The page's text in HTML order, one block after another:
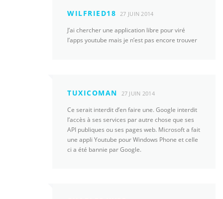
WILFRIED18 27 JUIN 2014
J’ai chercher une application libre pour viré
l’apps youtube mais je n’est pas encore trouver
TUXICOMAN 27 JUIN 2014
Ce serait interdit d’en faire une. Google interdit
l’accès à ses services par autre chose que ses
API publiques ou ses pages web. Microsoft a fait
une appli Youtube pour Windows Phone et celle
ci a été bannie par Google.